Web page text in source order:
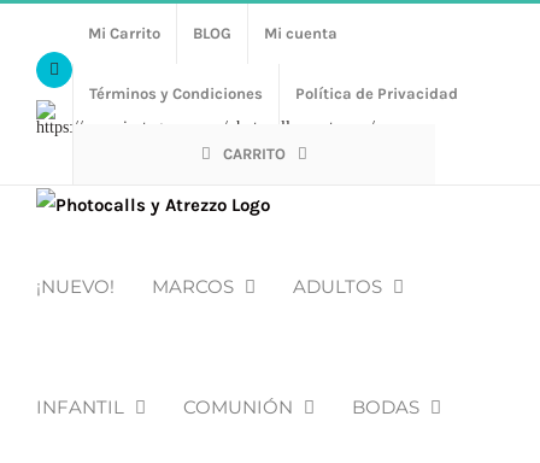
contenidoFacebook
Https://www.instagram.com/photocalls_y_atrezzo/
Mi Carrito BLOG Mi cuenta
Términos y Condiciones Política de Privacidad
CARRITO
¡NUEVO! MARCOS ADULTOS
INFANTIL COMUNIÓN BODAS